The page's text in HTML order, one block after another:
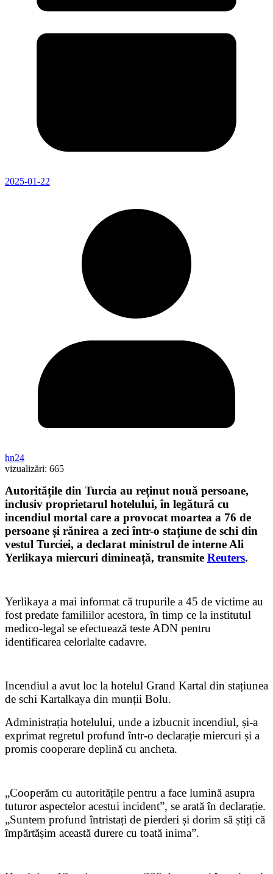
2025-01-22
hn24
vizualizări: 665
Autoritățile din Turcia au reținut nouă persoane,
inclusiv proprietarul hotelului, în legătură cu
incendiul mortal care a provocat moartea a 76 de
persoane și rănirea a zeci într-o stațiune de schi din
vestul Turciei, a declarat ministrul de interne Ali
Yerlikaya miercuri dimineață, transmite Reuters.
Yerlikaya a mai informat că trupurile a 45 de victime au
fost predate familiilor acestora, în timp ce la institutul
medico-legal se efectuează teste ADN pentru
identificarea celorlalte cadavre.
Incendiul a avut loc la hotelul Grand Kartal din stațiunea
de schi Kartalkaya din munții Bolu.
Administrația hotelului, unde a izbucnit incendiul, și-a
exprimat regretul profund într-o declarație miercuri și a
promis cooperare deplină cu ancheta.
„Cooperăm cu autoritățile pentru a face lumină asupra
tuturor aspectelor acestui incident”, se arată în declarație.
„Suntem profund întristați de pierderi și dorim să știți că
împărtășim această durere cu toată inima”.